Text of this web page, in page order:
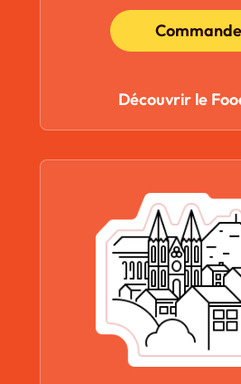
Découvrir le